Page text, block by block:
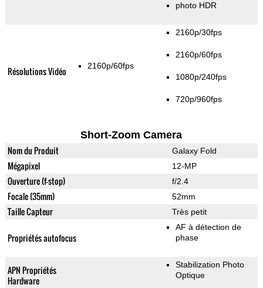
photo HDR
Résolutions Vidéo 2160p/60fps
2160p/30fps
2160p/60fps
1080p/240fps
720p/960fps
Short-Zoom Camera
Nom du Produit Galaxy Fold
Mégapixel 12-MP
Ouverture (f-stop) f/2.4
Focale (35mm) 52mm
Taille Capteur Très petit
Propriétés autofocus
AF à détection de
phase
APN Propriétés
Hardware
Stabilization Photo
Optique